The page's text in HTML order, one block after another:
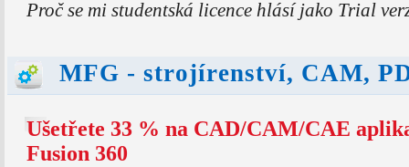
Proč se mi studentská licence hlásí jako Trial
MFG - strojírenství, CAM,
Ušetřete 33 % na CAD/CAM/CAE
Fusion 360